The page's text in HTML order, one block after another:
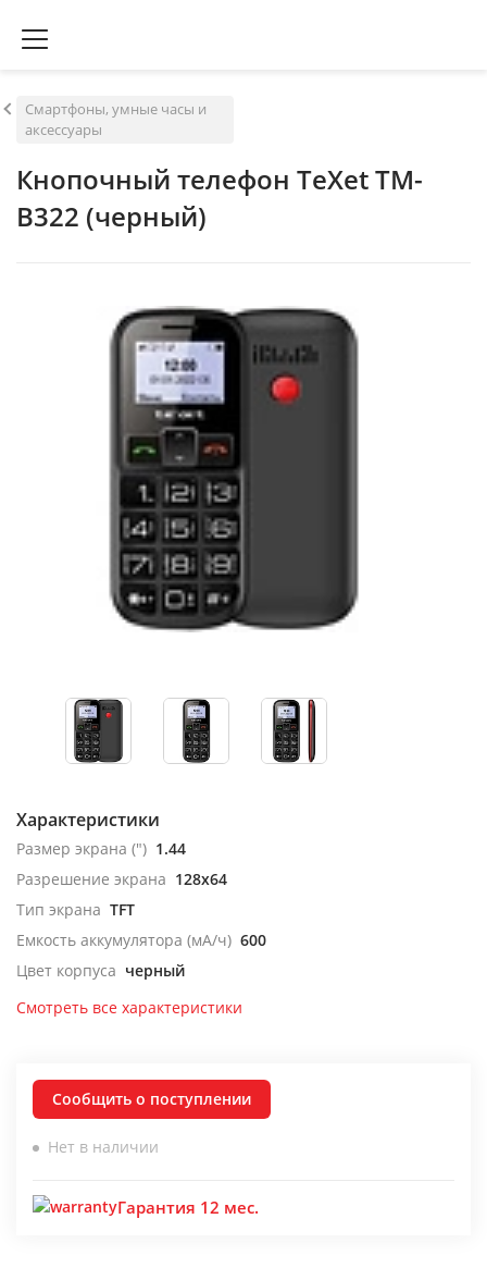
Смартфоны, умные часы и
аксессуары
Кнопочный телефон TeXet TM-
B322 (черный)
Характеристики
Размер экрана (") 1.44
Разрешение экрана 128x64
Тип экрана TFT
Емкость аккумулятора (мА/ч) 600
Цвет корпуса черный
Смотреть все характеристики
Сообщить о поступлении
Нет в наличии
Гарантия 12 мес.